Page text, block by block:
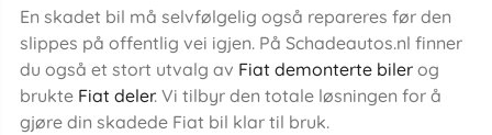
En skadet bil må selvfølgelig også repareres før den
slippes på offentlig vei igjen. På Schadeautos.nl finner
du også et stort utvalg av Fiat demonterte bilerog
brukte Fiat deler. Vi tilbyr den totale løsningen for å
gjøre din skadede Fiat bil klar til bruk.